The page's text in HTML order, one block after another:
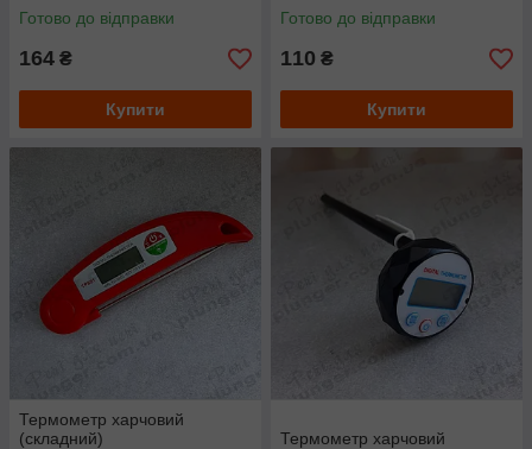
Готово до відправки
164 ₴
Купити
Готово до відправки
110 ₴
Купити
Термометр харчовий
(складний)
Термометр харчовий